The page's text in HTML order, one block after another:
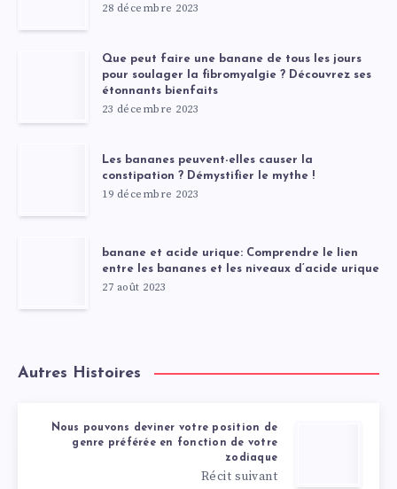
28 décembre 2023
Que peut faire une banane de tous les jours
pour soulager la fibromyalgie ? Découvrez ses
étonnants bienfaits
23 décembre 2023
Les bananes peuvent-elles causer la
constipation ? Démystifier le mythe !
19 décembre 2023
banane et acide urique: Comprendre le lien
entre les bananes et les niveaux d’acide urique
27 août 2023
Autres Histoires
Nous pouvons deviner votre position de
genre préférée en fonction de votre
zodiaque
Récit suivant